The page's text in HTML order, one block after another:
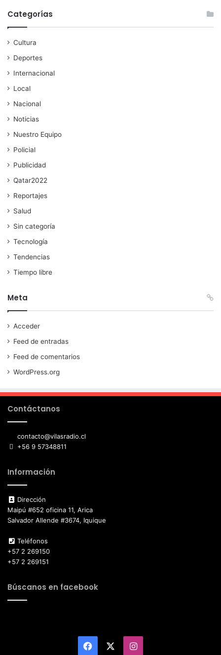
Categorías
Cultura
Deportes
Internacional
Local
Nacional
Noticias
Nuestro Equipo
Policial
Publicidad
Qatar2022
Reportajes
Salud
Sin categoría
Tecnología
Tendencias
Tiempo libre
Meta
Acceder
Feed de entradas
Feed de comentarios
WordPress.org
Contáctanos
contacto@vilasradio.cl
+56 9 57348811
Información
Dirección
Maipú #652 oficina 11, Arica
Salvador Allende #3674, Iquique
Teléfonos
+57 2 269150
+57 2 269151
Búscanos en facebook
Facebook Instagram